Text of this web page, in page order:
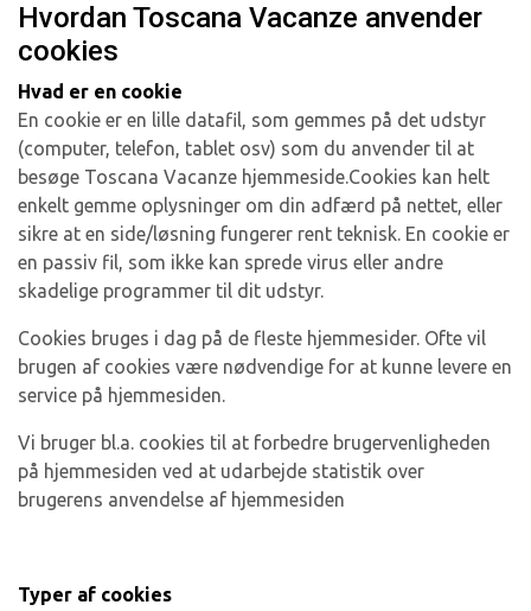
Hvordan Toscana Vacanze anvender
cookies
Hvad er en cookie
En cookie er en lille datafil, som gemmes på det udstyr
(computer, telefon, tablet osv) som du anvender til at
besøge Toscana Vacanze hjemmeside.Cookies kan helt
enkelt gemme oplysninger om din adfærd på nettet, eller
sikre at en side/løsning fungerer rent teknisk. En cookie er
en passiv fil, som ikke kan sprede virus eller andre
skadelige programmer til dit udstyr.
Cookies bruges i dag på de fleste hjemmesider. Ofte vil
brugen af cookies være nødvendige for at kunne levere en
service på hjemmesiden.
Vi bruger bl.a. cookies til at forbedre brugervenligheden
på hjemmesiden ved at udarbejde statistik over
brugerens anvendelse af hjemmesiden
Typer af cookies